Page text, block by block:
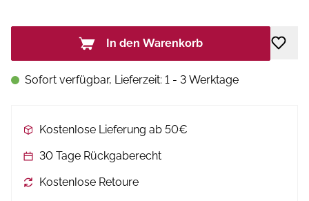
In den Warenkorb
Sofort verfügbar, Lieferzeit: 1 - 3 Werktage
Kostenlose Lieferung ab 50€
30 Tage Rückgaberecht
Kostenlose Retoure